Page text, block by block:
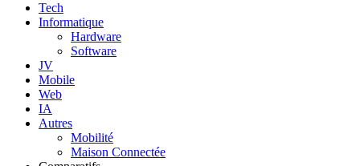
Tech
Informatique
Hardware
Software
JV
Mobile
Web
IA
Autres
Mobilité
Maison Connectée